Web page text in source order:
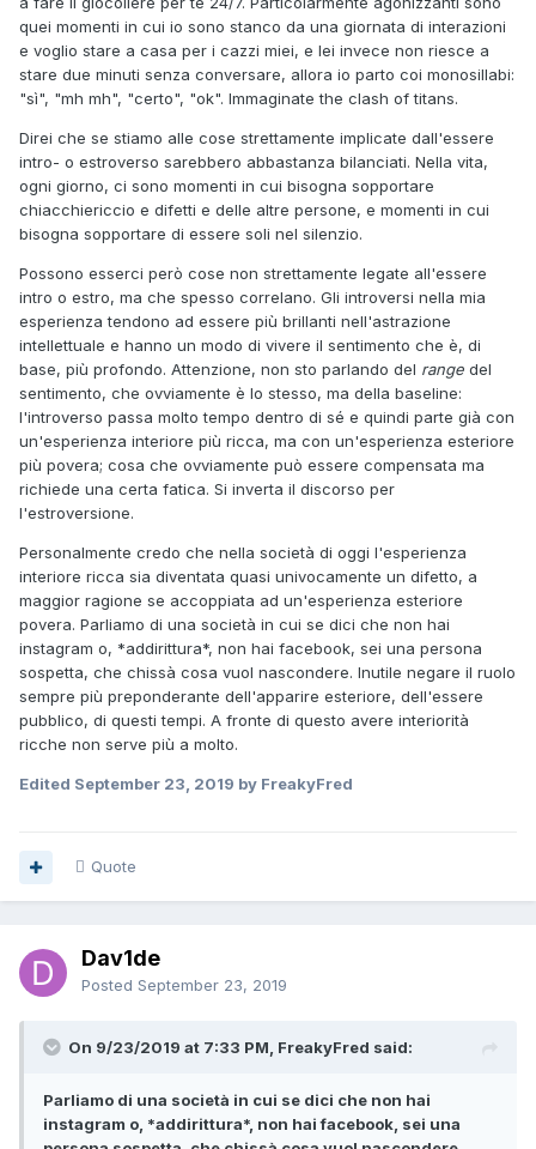
quei momenti in cui io sono stanco da una giornata di interazioni
e voglio stare a casa per i cazzi miei, e lei invece non riesce a
stare due minuti senza conversare, allora io parto coi monosillabi:
"sì", "mh mh", "certo", "ok". Immaginate the clash of titans.
Direi che se stiamo alle cose strettamente implicate dall'essere
intro- o estroverso sarebbero abbastanza bilanciati. Nella vita,
ogni giorno, ci sono momenti in cui bisogna sopportare
chiacchiericcio e difetti e delle altre persone, e momenti in cui
bisogna sopportare di essere soli nel silenzio.
Possono esserci però cose non strettamente legate all'essere
intro o estro, ma che spesso correlano. Gli introversi nella mia
esperienza tendono ad essere più brillanti nell'astrazione
intellettuale e hanno un modo di vivere il sentimento che è, di
base, più profondo. Attenzione, non sto parlando del range del
sentimento, che ovviamente è lo stesso, ma della baseline:
l'introverso passa molto tempo dentro di sé e quindi parte già con
un'esperienza interiore più ricca, ma con un'esperienza esteriore
più povera; cosa che ovviamente può essere compensata ma
richiede una certa fatica. Si inverta il discorso per
l'estroversione.
Personalmente credo che nella società di oggi l'esperienza
interiore ricca sia diventata quasi univocamente un difetto, a
maggior ragione se accoppiata ad un'esperienza esteriore
povera. Parliamo di una società in cui se dici che non hai
instagram o, *addirittura*, non hai facebook, sei una persona
sospetta, che chissà cosa vuol nascondere. Inutile negare il ruolo
sempre più preponderante dell'apparire esteriore, dell'essere
pubblico, di questi tempi. A fronte di questo avere interiorità
ricche non serve più a molto.
Edited September 23, 2019 by FreakyFred
Quote
Dav1de
Posted September 23, 2019
On 9/23/2019 at 7:33 PM, FreakyFred said:
Parliamo di una società in cui se dici che non hai
instagram o, *addirittura*, non hai facebook, sei una